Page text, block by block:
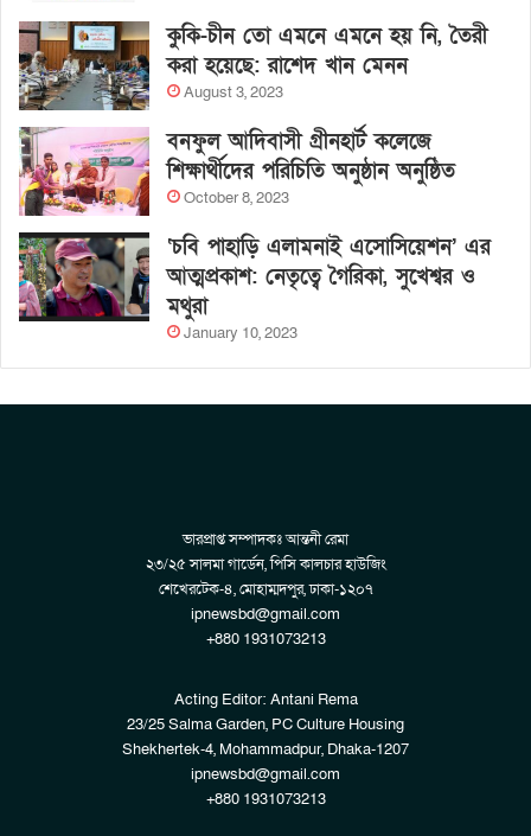
কুকি-চীন তো এমনে এমনে হয় নি, তৈরী
করা হয়েছে: রাশেদ খান মেনন
August 3, 2023
বনফুল আদিবাসী গ্রীনহার্ট কলেজে
শিক্ষার্থীদের পরিচিতি অনুষ্ঠান অনুষ্ঠিত
October 8, 2023
‘চবি পাহাড়ি এলামনাই এসোসিয়েশন’ এর
আত্মপ্রকাশ: নেতৃত্বে গৈরিকা, সুখেশ্বর ও
মথুরা
January 10, 2023
ভারপ্রাপ্ত সম্পাদকঃ আন্তনী রেমা
২৩/২৫ সালমা গার্ডেন, পিসি কালচার হাউজিং
শেখেরটেক-৪, মোহাম্মদপুর, ঢাকা-১২০৭
ipnewsbd@gmail.com
+880 1931073213
Acting Editor: Antani Rema
23/25 Salma Garden, PC Culture Housing
Shekhertek-4, Mohammadpur, Dhaka-1207
ipnewsbd@gmail.com
+880 1931073213